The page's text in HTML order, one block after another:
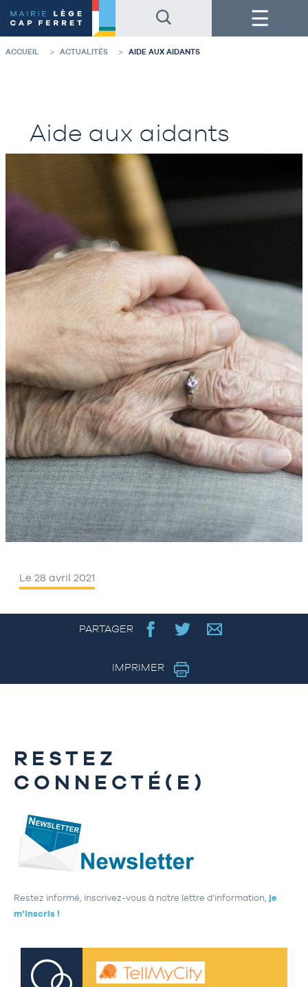
au
contenu
de
la
au
pied
de
page
Menu
ACCUEIL ACTUALITÉS AIDE AUX AIDANTS
Aide aux aidants
Le 28 avril 2021
PARTAGER
IMPRIMER
RESTEZ
CONNECTÉ(E)
Restez informé, inscrivez-vous à notre lettre d’information, je
m’inscris !